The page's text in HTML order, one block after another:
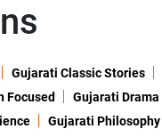
Gujarati Classic Stories
Focused Gujarati Drama
Gujarati Philosophy